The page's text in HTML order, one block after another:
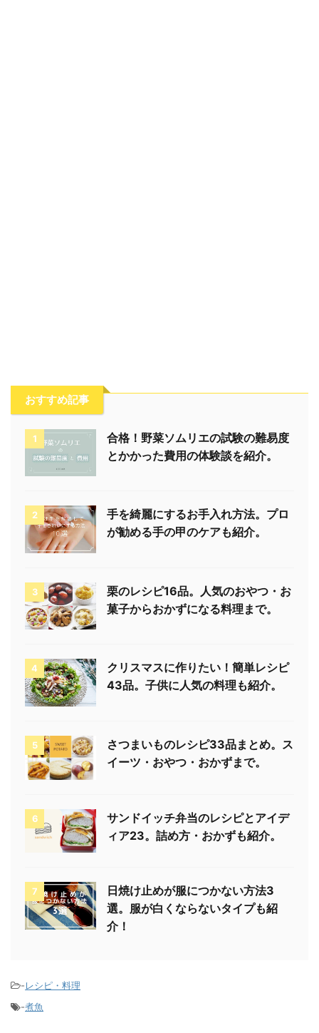
おすすめ記事
1
合格！野菜ソムリエの試験の難易度
とかかった費用の体験談を紹介。
2
手を綺麗にするお手入れ方法。プロ
が勧める手の甲のケアも紹介。
3
栗のレシピ16品。人気のおやつ・お
菓子からおかずになる料理まで。
4
クリスマスに作りたい！簡単レシピ
43品。子供に人気の料理も紹介。
5
さつまいものレシピ33品まとめ。ス
イーツ・おやつ・おかずまで。
6
サンドイッチ弁当のレシピとアイデ
ィア23。詰め方・おかずも紹介。
7
日焼け止めが服につかない方法3
選。服が白くならないタイプも紹
介！
-レシピ・料理
-煮魚